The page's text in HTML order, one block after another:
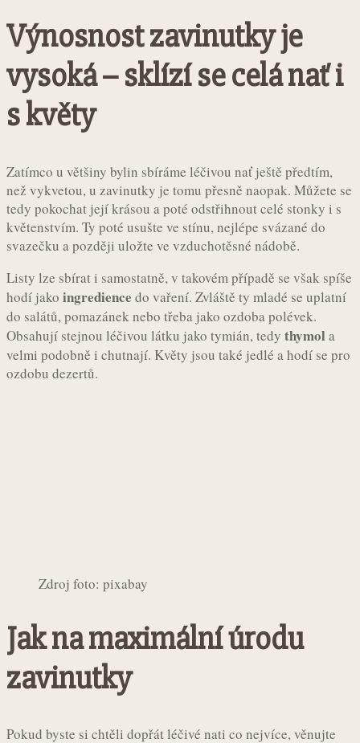
Výnosnost zavinutky je
vysoká – sklízí se celá nať i
s květy
Zatímco u většiny bylin sbíráme léčivou nať ještě předtím,
než vykvetou, u zavinutky je tomu přesně naopak. Můžete se
tedy pokochat její krásou a poté odstřihnout celé stonky i s
květenstvím. Ty poté usušte ve stínu, nejlépe svázané do
svazečku a později uložte ve vzduchotěsné nádobě.
Listy lze sbírat i samostatně, v takovém případě se však spíše
hodí jako ingredience do vaření. Zvláště ty mladé se uplatní
do salátů, pomazánek nebo třeba jako ozdoba polévek.
Obsahují stejnou léčivou látku jako tymián, tedy thymol a
velmi podobně i chutnají. Květy jsou také jedlé a hodí se pro
ozdobu dezertů.
Zdroj foto: pixabay
Jak na maximální úrodu
zavinutky
Pokud byste si chtěli dopřát léčivé nati co nejvíce, věnujte